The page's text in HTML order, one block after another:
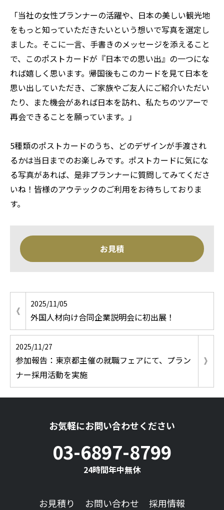
「当社の女性プランナーの活躍や、日本の美しい観光地
をもっと知っていただきたいという想いで写真を選定し
ました。そこに一言、手書きのメッセージを添えること
で、このポストカードが『日本での思い出』の一つにな
れば嬉しく思います。帰国後もこのカードを見て日本を
思い出していただき、ご家族やご友人にご紹介いただい
たり、また機会があれば日本を訪れ、私たちのツアーで
再会できることを願っています。」
5種類のポストカードのうち、どのデザインが手渡され
るかは当日までのお楽しみです。ポストカードに気にな
る写真があれば、是非プランナーに質問してみてくださ
いね！皆様のアウテックのご利用をお待ちしておりま
す。
お見積
2025/11/05
外国人材向け合同企業説明会に初出展！
2025/11/27
参加報告：東京都主催の就職フェアにて、プラン
ナー採用活動を実施
お気軽にお問い合わせください
03-6897-8799
24時間年中無休
お見積り お問い合わせ
採用情報